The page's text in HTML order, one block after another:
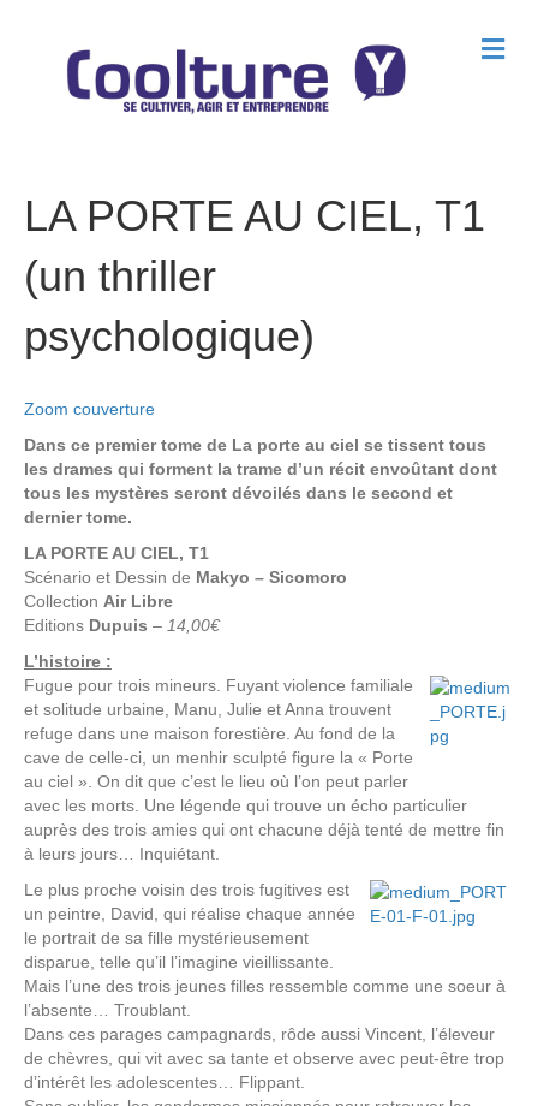
M
e
LA PORTE AU CIEL, T1
(un thriller
psychologique)
Zoom couverture
Dans ce premier tome de La porte au ciel se tissent tous
les drames qui forment la trame d’un récit envoûtant dont
tous les mystères seront dévoilés dans le second et
dernier tome.
LA PORTE AU CIEL, T1
Scénario et Dessin de Makyo – Sicomoro
Collection Air Libre
Editions Dupuis – 14,00€
L’histoire :
Fugue pour trois mineurs. Fuyant violence familiale
et solitude urbaine, Manu, Julie et Anna trouvent
refuge dans une maison forestière. Au fond de la
cave de celle-ci, un menhir sculpté figure la « Porte
au ciel ». On dit que c’est le lieu où l’on peut parler
avec les morts. Une légende qui trouve un écho particulier
auprès des trois amies qui ont chacune déjà tenté de mettre fin
à leurs jours… Inquiétant.
Le plus proche voisin des trois fugitives est
un peintre, David, qui réalise chaque année
le portrait de sa fille mystérieusement
disparue, telle qu’il l’imagine vieillissante.
Mais l’une des trois jeunes filles ressemble comme une soeur à
l’absente… Troublant.
Dans ces parages campagnards, rôde aussi Vincent, l’éleveur
de chèvres, qui vit avec sa tante et observe avec peut-être trop
d’intérêt les adolescentes… Flippant.